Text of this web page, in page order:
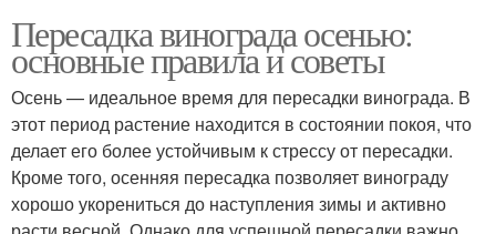
Пересадка винограда осенью:
основные правила и советы
Осень — идеальное время для пересадки винограда. В
этот период растение находится в состоянии покоя, что
делает его более устойчивым к стрессу от пересадки.
Кроме того, осенняя пересадка позволяет винограду
хорошо укорениться до наступления зимы и активно